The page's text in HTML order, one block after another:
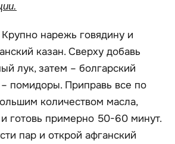
Крупно нарежь говядину и
казан. Сверху добавь
лук, затем – болгарский
помидоры. Приправь все по
количеством масла,
готовь примерно 50-60 минут.
пар и открой афганский